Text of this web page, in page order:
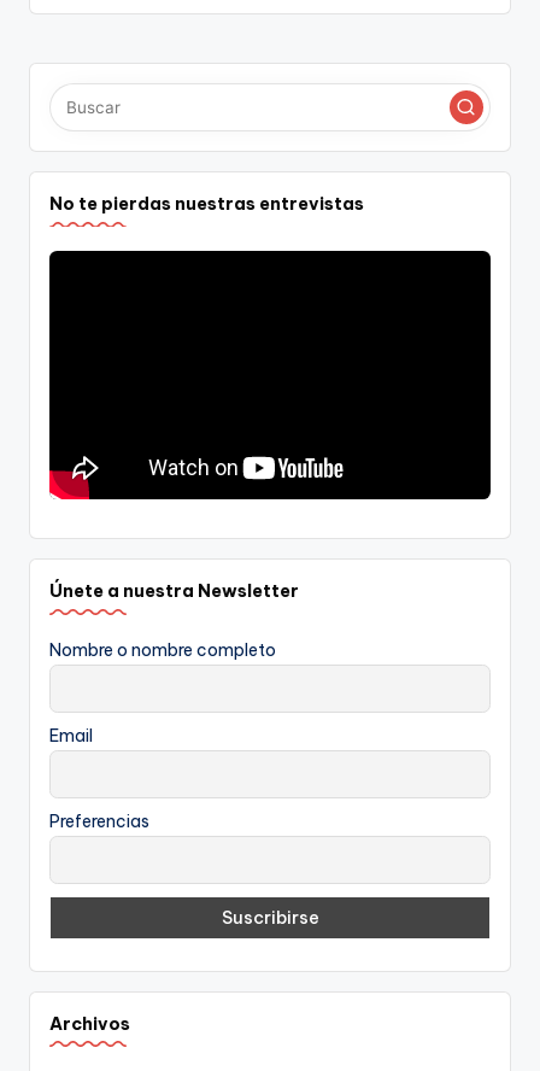
No te pierdas nuestras entrevistas
Únete a nuestra Newsletter
Nombre o nombre completo
Email
Preferencias
Archivos